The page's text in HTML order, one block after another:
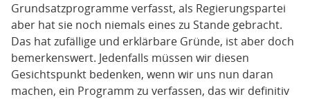
Grundsatzprogramme verfasst, als Regierungspartei
aber hat sie noch niemals eines zu Stande gebracht.
Das hat zufällige und erklärbare Gründe, ist aber doch
bemerkenswert. Jedenfalls müssen wir diesen
Gesichtspunkt bedenken, wenn wir uns nun daran
machen, ein Programm zu verfassen, das wir definitiv